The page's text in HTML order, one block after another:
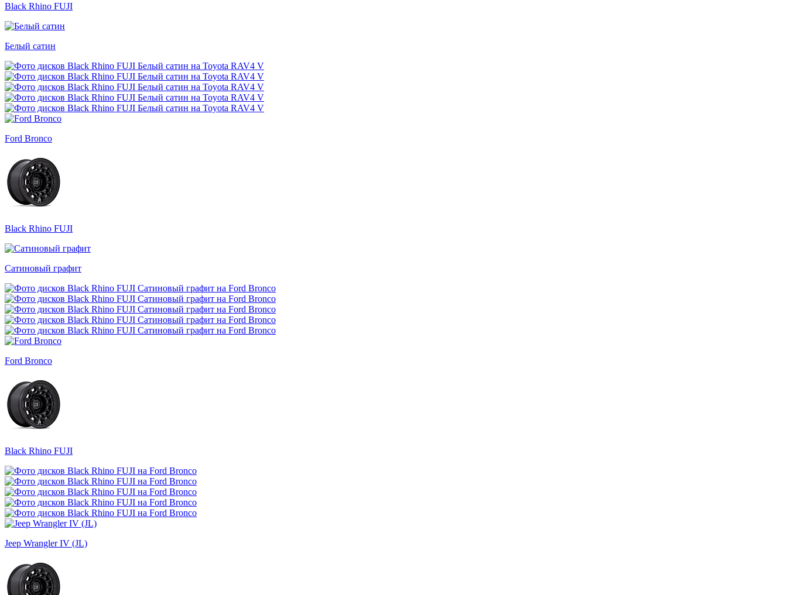
Black Rhino FUJI
Белый сатин
Ford Bronco
Black Rhino FUJI
Сатиновый графит
Ford Bronco
Black Rhino FUJI
Jeep Wrangler IV (JL)